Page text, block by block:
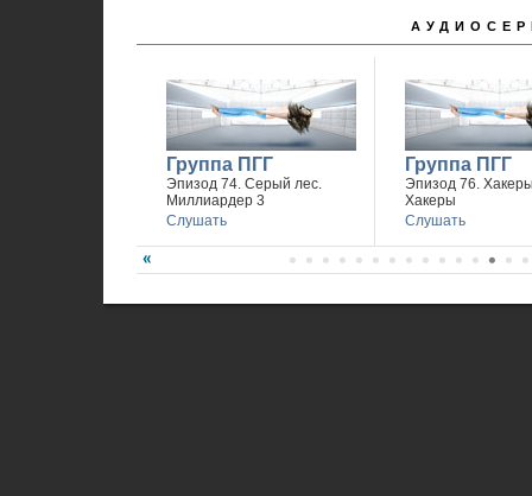
Группа ПГГ
Эпизод 74. Серый лес.
Миллиардер 3
Слушать
Группа ПГГ
Эпизод 76.
Хакеры
Слушать